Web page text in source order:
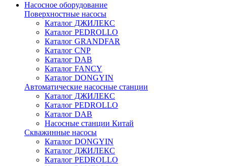
Насосное оборудование
Поверхностные насосы
Каталог ДЖИЛЕКС
Каталог PEDROLLO
Каталог GRANDFAR
Каталог CNP
Каталог DAB
Каталог FANCY
Каталог DONGYIN
Автоматические насосные станции
Каталог ДЖИЛЕКС
Каталог PEDROLLO
Каталог DAB
Насосные станции Китай
Скважинные насосы
Каталог DONGYIN
Каталог ДЖИЛЕКС
Каталог PEDROLLO